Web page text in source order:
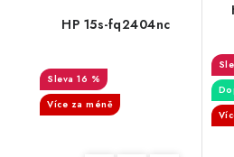
HP 15s-fq2404nc
16 %
Více za méně